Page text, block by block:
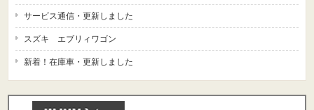
サービス通信・更新しました
スズキ エブリィワゴン
新着！在庫車・更新しました